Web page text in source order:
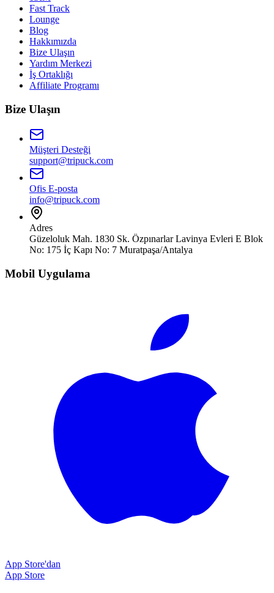
Fast Track
Lounge
Blog
Hakkımızda
Bize Ulaşın
Yardım Merkezi
İş Ortaklığı
Affiliate Programı
Bize Ulaşın
Müşteri Desteği
support@tripuck.com
Ofis E-posta
info@tripuck.com
Adres
Güzeloluk Mah. 1830 Sk. Özpınarlar Lavinya Evleri E Blok
No: 175 İç Kapı No: 7 Muratpaşa/Antalya
Mobil Uygulama
App Store'dan
App Store